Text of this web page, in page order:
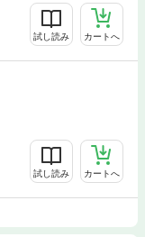
試し読み カートへ
試し読み カートへ